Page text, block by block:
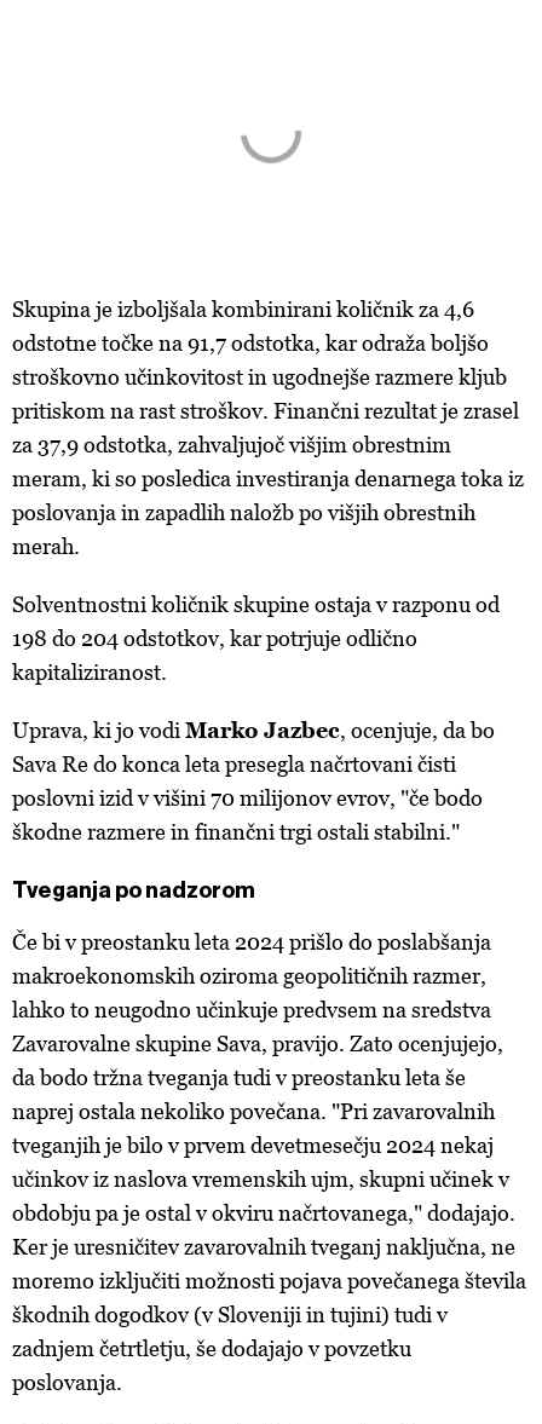
Skupina je izboljšala kombinirani količnik za 4,6
odstotne točke na 91,7 odstotka, kar odraža boljšo
stroškovno učinkovitost in ugodnejše razmere kljub
pritiskom na rast stroškov. Finančni rezultat je zrasel
za 37,9 odstotka, zahvaljujoč višjim obrestnim
meram, ki so posledica investiranja denarnega toka iz
poslovanja in zapadlih naložb po višjih obrestnih
merah.
Solventnostni količnik skupine ostaja v razponu od
198 do 204 odstotkov, kar potrjuje odlično
kapitaliziranost.
Uprava, ki jo vodi Marko Jazbec, ocenjuje, da bo
Sava Re do konca leta presegla načrtovani čisti
poslovni izid v višini 70 milijonov evrov, "če bodo
škodne razmere in finančni trgi ostali stabilni."
Tveganja po nadzorom
Če bi v preostanku leta 2024 prišlo do poslabšanja
makroekonomskih oziroma geopolitičnih razmer,
lahko to neugodno učinkuje predvsem na sredstva
Zavarovalne skupine Sava, pravijo. Zato ocenjujejo,
da bodo tržna tveganja tudi v preostanku leta še
naprej ostala nekoliko povečana. "Pri zavarovalnih
tveganjih je bilo v prvem devetmesečju 2024 nekaj
učinkov iz naslova vremenskih ujm, skupni učinek v
obdobju pa je ostal v okviru načrtovanega," dodajajo.
Ker je uresničitev zavarovalnih tveganj naključna, ne
moremo izključiti možnosti pojava povečanega števila
škodnih dogodkov (v Sloveniji in tujini) tudi v
zadnjem četrtletju, še dodajajo v povzetku
poslovanja.